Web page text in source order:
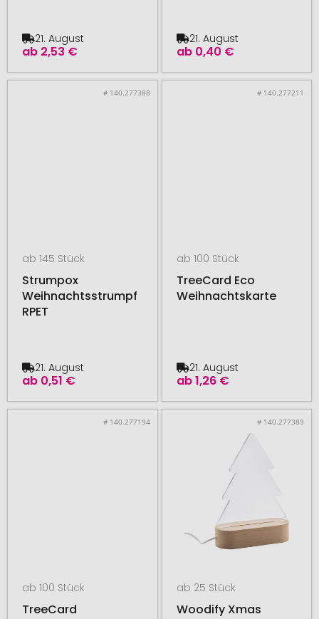
ab 2,53 €
21. August
ab 0,40 €
21. August
# 140.277388
ab 145 Stück
Strumpox
Weihnachtsstrumpf
RPET
ab 0,51 €
21. August
# 140.277211
ab 100 Stück
TreeCard Eco
Weihnachtskarte
ab1,26 €
21. August
# 140.277194
ab 100 Stück
TreeCard
# 140.277389
ab 25 Stück
Woodify Xmas